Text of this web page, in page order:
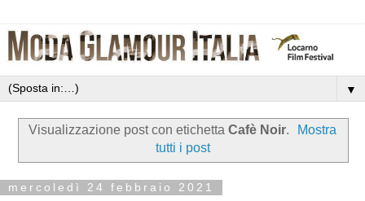
▼
Visualizzazione post con etichetta Cafè Noir.
Mostra
tutti i post
mercoledì 24 febbraio 2021